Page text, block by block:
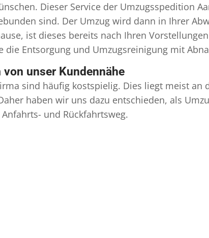
Dieser Service der Umzugsspedition
sind. Der Umzug wird dann in Ihrer
ist dieses bereits nach Ihren
die Entsorgung und Umzugsreinigung mit
unser Kundennähe
sind häufig kostspielig. Dies liegt meist
haben wir uns dazu entschieden, als
und Rückfahrtsweg.